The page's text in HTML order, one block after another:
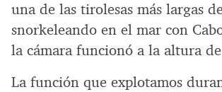
una de las tirolesas más largas
snorkeleando en el mar con
la cámara funcionó a la altura
La función que explotamos